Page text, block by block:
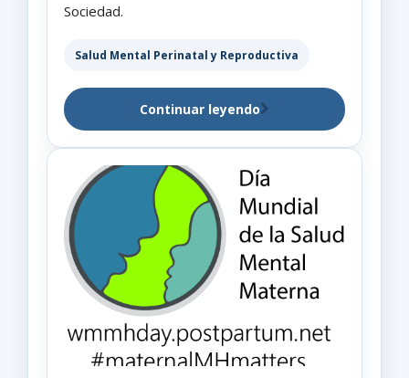
Sociedad.
Salud Mental Perinatal y Reproductiva
Continuar leyendo